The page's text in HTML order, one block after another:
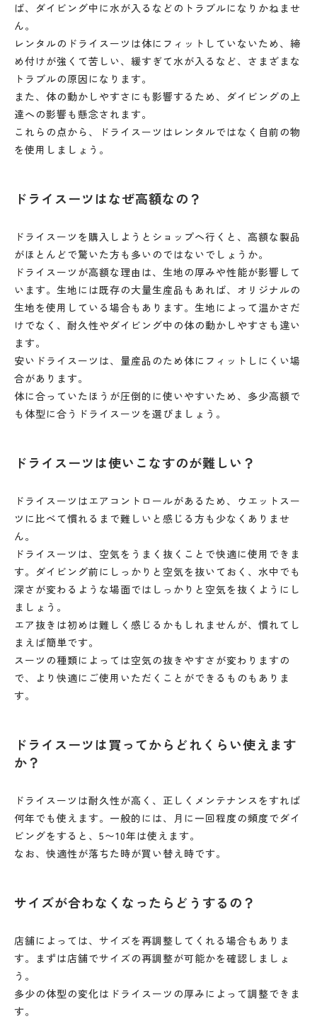
ば、ダイビング中に水が入るなどのトラブルになりかねませ
ん。
レンタルのドライスーツは体にフィットしていないため、締
め付けが強くて苦しい、緩すぎて水が入るなど、さまざまな
トラブルの原因になります。
また、体の動かしやすさにも影響するため、ダイビングの上
達への影響も懸念されます。
これらの点から、ドライスーツはレンタルではなく自前の物
を使用しましょう。
ドライスーツはなぜ高額なの？
ドライスーツを購入しようとショップへ行くと、高額な製品
がほとんどで驚いた方も多いのではないでしょうか。
ドライスーツが高額な理由は、生地の厚みや性能が影響して
います。生地には既存の大量生産品もあれば、オリジナルの
生地を使用している場合もあります。生地によって温かさだ
けでなく、耐久性やダイビング中の体の動かしやすさも違い
ます。
安いドライスーツは、量産品のため体にフィットしにくい場
合があります。
体に合っていたほうが圧倒的に使いやすいため、多少高額で
も体型に合うドライスーツを選びましょう。
ドライスーツは使いこなすのが難しい？
ドライスーツはエアコントロールがあるため、ウエットスー
ツに比べて慣れるまで難しいと感じる方も少なくありませ
ん。
ドライスーツは、空気をうまく抜くことで快適に使用できま
す。ダイビング前にしっかりと空気を抜いておく、水中でも
深さが変わるような場面ではしっかりと空気を抜くようにし
ましょう。
エア抜きは初めは難しく感じるかもしれませんが、慣れてし
まえば簡単です。
スーツの種類によっては空気の抜きやすさが変わりますの
で、より快適にご使用いただくことができるものもありま
す。
ドライスーツは買ってからどれくらい使えます
か？
ドライスーツは耐久性が高く、正しくメンテナンスをすれば
何年でも使えます。一般的には、月に一回程度の頻度でダイ
ビングをすると、5〜10年は使えます。
なお、快適性が落ちた時が買い替え時です。
サイズが合わなくなったらどうするの？
店舗によっては、サイズを再調整してくれる場合もありま
す。まずは店舗でサイズの再調整が可能かを確認しましょ
う。
多少の体型の変化はドライスーツの厚みによって調整できま
す。